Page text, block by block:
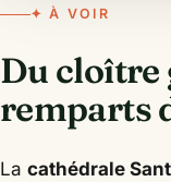
✦ À VOIR
Du cloître
remparts
La cathédrale